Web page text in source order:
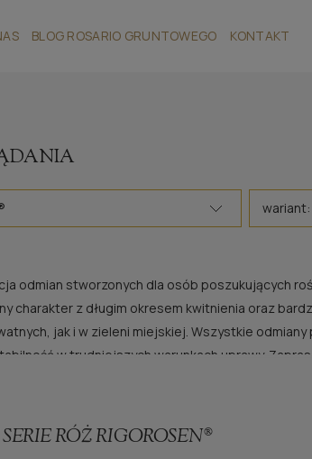
BLOG ROSARIO GRUNTOWEGO KONTAKT
odmian stworzonych dla osób poszukujących
charakter z długim okresem kwitnienia oraz
jak i w zieleni miejskiej. Wszystkie
w trudniejszych warunkach uprawy.
i naturalny urok.
RÓŻ RIGOROSEN®